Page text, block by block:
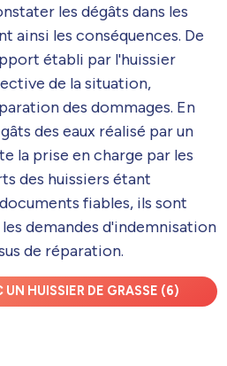
les dégâts dans les
ainsi les conséquences. De
établi par l'huissier
de la situation,
des dommages. En
des eaux réalisé par un
la prise en charge par les
des huissiers étant
fiables, ils sont
demandes d'indemnisation
de réparation.
UN HUISSIER DE GRASSE (6)